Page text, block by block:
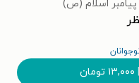
اسلام (ص)
| ۱۳,۰۰۰ تومان